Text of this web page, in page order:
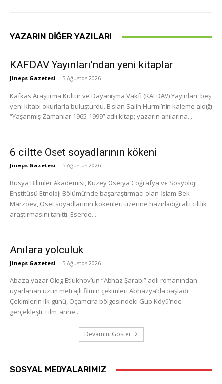
YAZARIN DIĞER YAZILARI
KAFDAV Yayınları’ndan yeni kitaplar
Jineps Gazetesi - 5 Ağustos 2026
Kafkas Araştırma Kültür ve Dayanışma Vakfı (KAFDAV) Yayınları, beş
yeni kitabı okurlarla buluşturdu. Bislan Salih Hurmi’nin kaleme aldığı
“Yaşanmış Zamanlar 1965-1999” adlı kitap; yazarın anılarına...
6 ciltte Oset soyadlarının kökeni
Jineps Gazetesi - 5 Ağustos 2026
Rusya Bilimler Akademisi, Kuzey Osetya Coğrafya ve Sosyoloji
Enstitüsü Etnoloji Bölümü’nde başaraştırmacı olan İslam-Bek
Marzoev, Oset soyadlarının kökenleri üzerine hazırladığı altı ciltlik
araştırmasını tanıttı. Eserde...
Anılara yolculuk
Jineps Gazetesi - 5 Ağustos 2026
Abaza yazar Oleg Etlukhov’un “Abhaz Şarabı” adlı romanından
uyarlanan uzun metrajlı filmin çekimleri Abhazya’da başladı.
Çekimlerin ilk günü, Oçamçıra bölgesindeki Gup Köyü’nde
gerçekleşti. Film, anne...
Devamını Göster
SOSYAL MEDYALARIMIZ